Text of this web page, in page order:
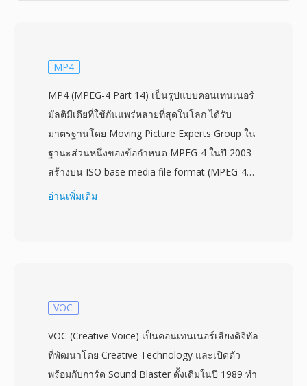
MP4
MP4 (MPEG-4 Part 14) เป็นรูปแบบคอนเทนเนอร์
มัลติมีเดียที่ใช้กันแพร่หลายที่สุดในโลก ได้รับ
มาตรฐานโดย Moving Picture Experts Group ใน
ฐานะส่วนหนึ่งของข้อกำหนด MPEG-4 ในปี 2003
สร้างบน ISO base media file format (MPEG-4
Part 12) ซึ่งได้รับแรงบันดาลใจจากคอนเทนเนอร์
VP9, MPEG-4 Visual, AC-3 และ ALAC ด้วย การ
สำหรับ progressive download และ adaptive
streaming ตัวบ่งชี้บท แทร็กเสียงและคำบรรยาย
อ่านเพิ่มเติม
VOC
VOC (Creative Voice) เป็นคอนเทนเนอร์เสียงดิจิทัล
ที่พัฒนาโดย Creative Technology และเปิดตัว
พร้อมกับการ์ด Sound Blaster ดั้งเดิมในปี 1989 ทำ